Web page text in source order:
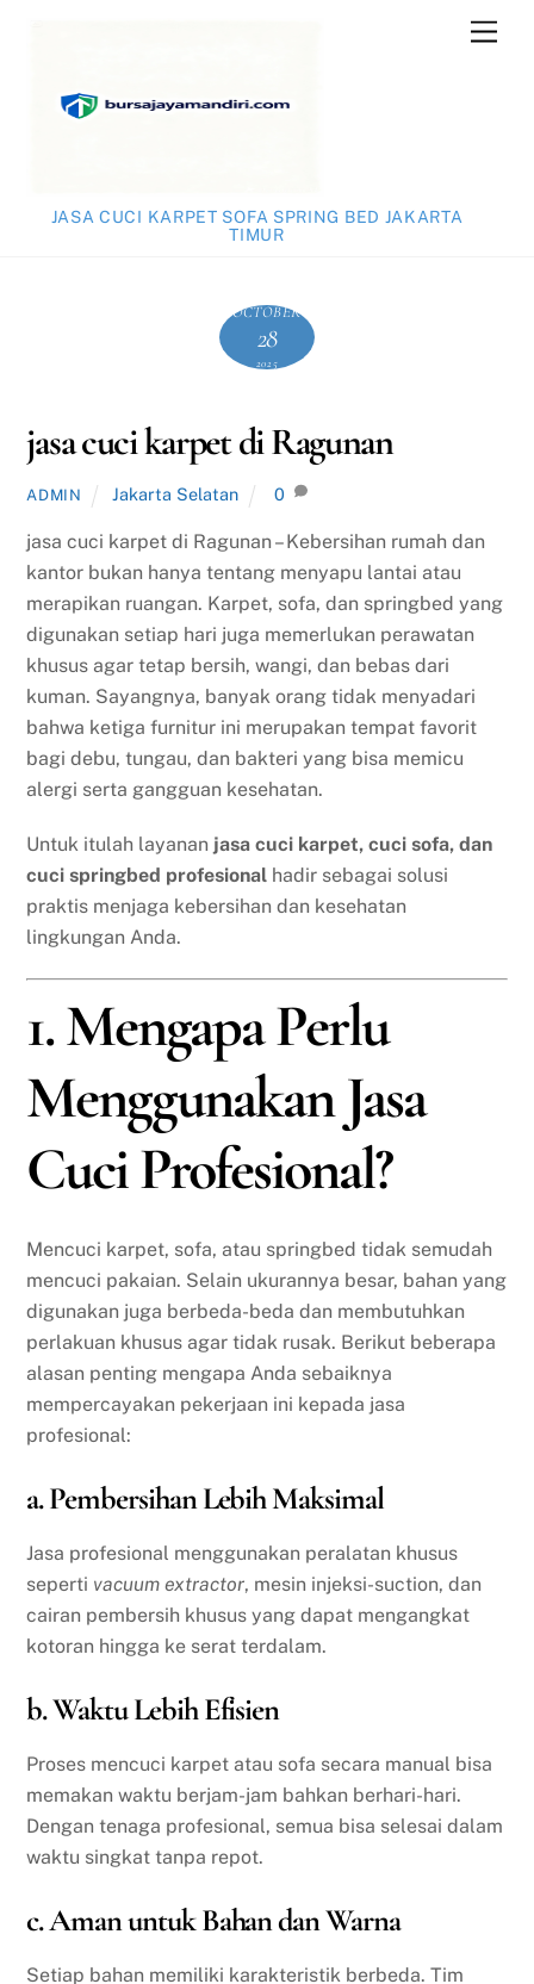
JASA CUCI KARPET SOFA SPRING BED JAKARTA
TIMUR
OCTOBER
28
2025
jasa cuci karpet di Ragunan
ADMIN Jakarta Selatan 0
jasa cuci karpet di Ragunan – Kebersihan rumah dan
kantor bukan hanya tentang menyapu lantai atau
merapikan ruangan. Karpet, sofa, dan springbed yang
digunakan setiap hari juga memerlukan perawatan
khusus agar tetap bersih, wangi, dan bebas dari
kuman. Sayangnya, banyak orang tidak menyadari
bahwa ketiga furnitur ini merupakan tempat favorit
bagi debu, tungau, dan bakteri yang bisa memicu
alergi serta gangguan kesehatan.
Untuk itulah layanan jasa cuci karpet, cuci sofa, dan
cuci springbed profesional hadir sebagai solusi
praktis menjaga kebersihan dan kesehatan
lingkungan Anda.
1. Mengapa Perlu
Menggunakan Jasa
Cuci Profesional?
Mencuci karpet, sofa, atau springbed tidak semudah
mencuci pakaian. Selain ukurannya besar, bahan yang
digunakan juga berbeda-beda dan membutuhkan
perlakuan khusus agar tidak rusak. Berikut beberapa
alasan penting mengapa Anda sebaiknya
mempercayakan pekerjaan ini kepada jasa
profesional:
a. Pembersihan Lebih Maksimal
Jasa profesional menggunakan peralatan khusus
seperti vacuum extractor, mesin injeksi-suction, dan
cairan pembersih khusus yang dapat mengangkat
kotoran hingga ke serat terdalam.
b. Waktu Lebih Efisien
Proses mencuci karpet atau sofa secara manual bisa
memakan waktu berjam-jam bahkan berhari-hari.
Dengan tenaga profesional, semua bisa selesai dalam
waktu singkat tanpa repot.
c. Aman untuk Bahan dan Warna
Setiap bahan memiliki karakteristik berbeda. Tim